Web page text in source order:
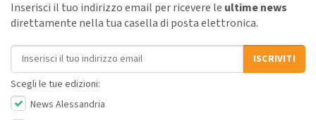
Inserisci il tuo indirizzo email per ricevere le ultime news
direttamente nella tua casella di posta elettronica.
Indirizzo email
ISCRIVITI
Scegli le tue edizioni:
News Alessandria